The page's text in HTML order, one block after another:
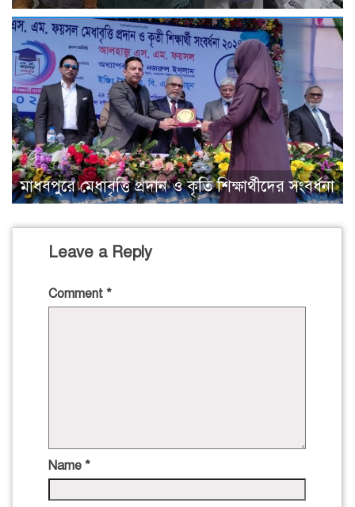
মাধবপুরে মেধাবৃত্তি প্রদান ও কৃতি শিক্ষার্থীদের সংবর্ধনা
Leave a Reply
Comment *
Name *